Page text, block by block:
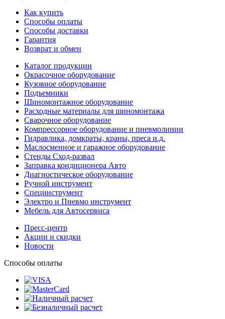
Как купить
Способы оплаты
Способы доставки
Гарантия
Возврат и обмен
Каталог продукции
Окрасочное оборудование
Кузовное оборудование
Подъемники
Шиномонтажное оборудование
Расходные материалы для шиномонтажа
Сварочное оборудование
Компрессорное оборудование и пневмолинии
Гидравлика, домкраты, краны, преса и.д.
Маслосменное и гаражное оборудование
Стенды Сход-развал
Заправка кондиционера Авто
Диагностическое оборудование
Ручной инструмент
Специнструмент
Электро и Пневмо инструмент
Мебель для Автосервиса
Пресс-центр
Акции и скидки
Новости
Способы оплаты